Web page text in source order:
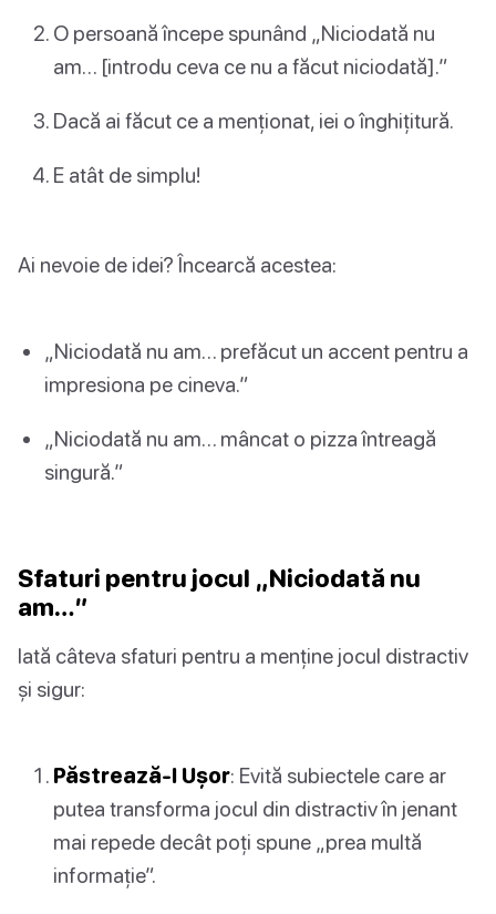
O persoană începe spunând „Niciodată nu
am… [introdu ceva ce nu a făcut niciodată].”
Dacă ai făcut ce a menționat, iei o înghițitură.
E atât de simplu!
Ai nevoie de idei? Încearcă acestea:
„Niciodată nu am… prefăcut un accent pentru a
impresiona pe cineva.”
„Niciodată nu am… mâncat o pizza întreagă
singură.”
Sfaturi pentru jocul „Niciodată nu
am…”
Iată câteva sfaturi pentru a menține jocul distractiv
și sigur:
Păstrează-l Ușor: Evită subiectele care ar
putea transforma jocul din distractiv în jenant
mai repede decât poți spune „prea multă
informație”.